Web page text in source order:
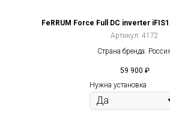
FeRRUM Force Full DC inverter
Артикул: 4172
Страна бренда:
Площадь: 35 м
59 900 ₽
Нужна установка